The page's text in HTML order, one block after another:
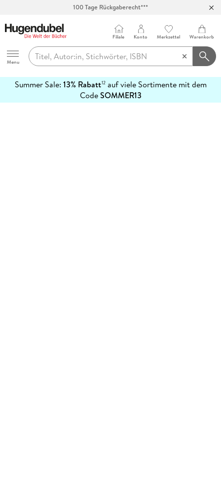
100 Tage Rückgaberecht***
Hugendubel
Menu
Filiale Konto Merkzettel Warenkorb
Summer Sale: 13% Rabatt12auf viele Sortimente mit dem
CodeSOMMER13
erfahren